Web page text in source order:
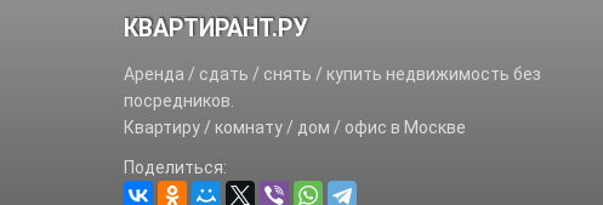
КВАРТИРАНТ.РУ
Аренда / сдать / снять / купить недвижимость без
посредников.
Квартиру / комнату / дом / офис в Москве
Поделиться: